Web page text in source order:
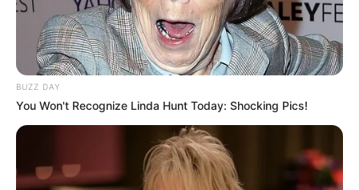
BUZZ DAY
You Won't Recognize Linda Hunt Today: Shocking Pics!